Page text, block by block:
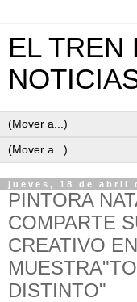
EL TREN
jueves, 18 de abril
PINTORA
COMPARTE
CREATIVO
DISTINTO"